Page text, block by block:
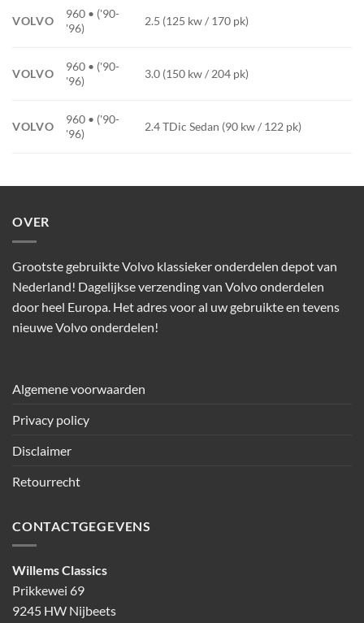
VOLVO
960 • ('90-
'96)
2.5 (125 kw / 170 pk)
VOLVO
960 • ('90-
'96)
3.0 (150 kw / 204 pk)
VOLVO
960 • ('90-
'96)
2.4 TDic Sedan (90 kw / 122 pk)
OVER
Grootste gebruikte Volvo klassieker onderdelen depot van
Nederland! Dagelijkse verzending van Volvo onderdelen
door heel Europa. Het adres voor al uw gebruikte en tevens
nieuwe Volvo onderdelen!
Algemene voorwaarden
Privacy policy
Disclaimer
Retourrecht
CONTACTGEGEVENS
Willems Classics
Prikkewei 69
9245 HW Nijbeets